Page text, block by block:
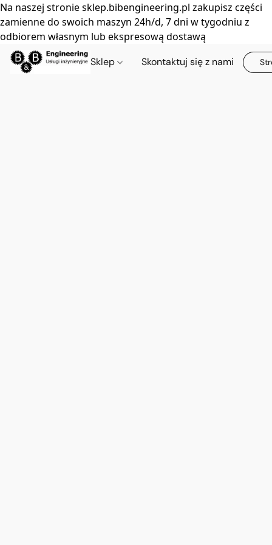
Na naszej stronie sklep.bibengineering.pl zakupisz części
zamienne do swoich maszyn 24h/d, 7 dni w tygodniu z
odbiorem własnym lub ekspresową dostawą
Sklep Skontaktuj się z nami